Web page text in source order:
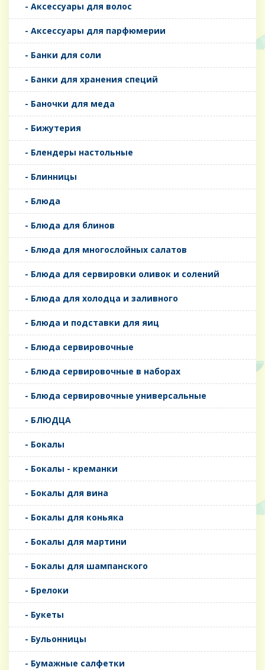
- Аксессуары для волос
- Аксессуары для парфюмерии
- Банки для соли
- Банки для хранения специй
- Баночки для меда
- Бижутерия
- Блендеры настольные
- Блинницы
- Блюда
- Блюда для блинов
- Блюда для многослойных салатов
- Блюда для сервировки оливок и солений
- Блюда для холодца и заливного
- Блюда и подставки для яиц
- Блюда сервировочные
- Блюда сервировочные в наборах
- Блюда сервировочные универсальные
- БЛЮДЦА
- Бокалы
- Бокалы - креманки
- Бокалы для вина
- Бокалы для коньяка
- Бокалы для мартини
- Бокалы для шампанского
- Брелоки
- Букеты
- Бульонницы
- Бумажные салфетки